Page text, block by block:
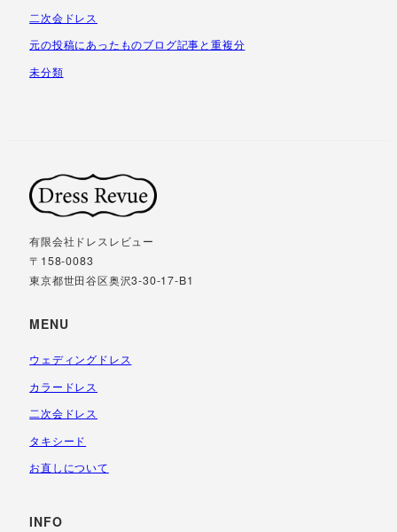
二次会ドレス
元の投稿にあったものブログ記事と重複分
未分類
有限会社ドレスレビュー
〒158-0083
東京都世田谷区奥沢3-30-17-B1
MENU
ウェディングドレス
カラードレス
二次会ドレス
タキシード
お直しについて
INFO